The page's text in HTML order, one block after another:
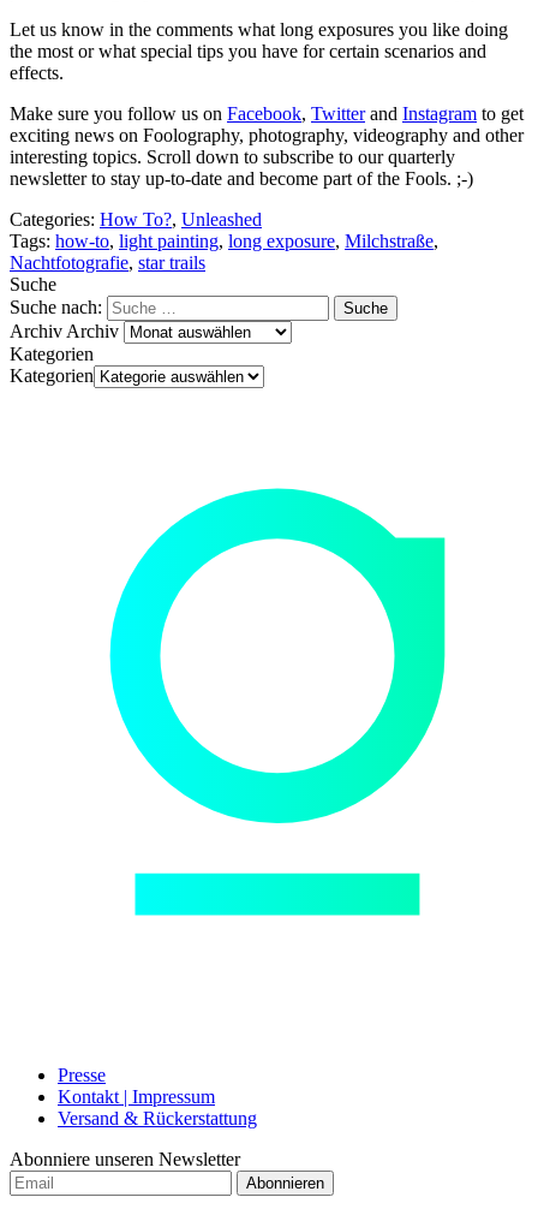
Let us know in the comments what long exposures you like doing
the most or what special tips you have for certain scenarios and
effects.
Make sure you follow us on Facebook, Twitterand Instagram to get
exciting news on Foolography, photography, videography and other
interesting topics. Scroll down to subscribe to our quarterly
newsletter to stay up-to-date and become part of the Fools. ;-)
Categories: How To?, Unleashed
Tags: how-to, light painting, long exposure, Milchstraße,
Nachtfotografie, star trails
Suche
Suche nach:
Archiv Archiv
Kategorien
Kategorien
Presse
Kontakt | Impressum
Versand & Rückerstattung
Abonniere unseren Newsletter
Abonnieren